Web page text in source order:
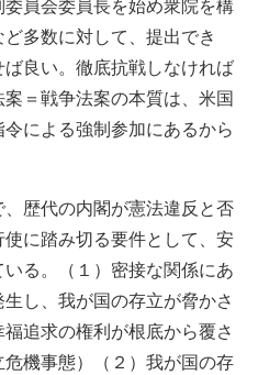
員会委員長を始め衆院を構
多数に対して、提出でき
良い。徹底抗戦しなければ
＝戦争法案の本質は、米国
による強制参加にあるから
歴代の内閣が憲法違反と否
に踏み切る要件として、安
る。（１）密接な関係にあ
し、我が国の存立が脅かさ
追求の権利が根底から覆さ
機事態）（２）我が国の存